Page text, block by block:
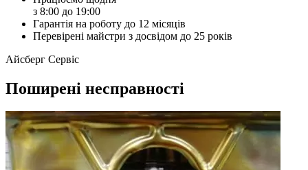
з 8:00 до 19:00
Гарантія на роботу до 12 місяців
Перевірені майстри з досвідом до 25 років
Айсберг Сервіс
Поширені несправності